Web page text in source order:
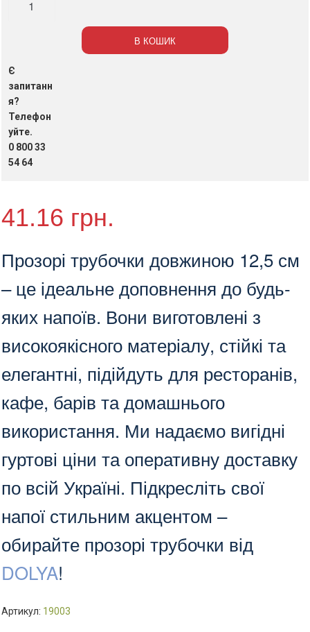
прозорі,
200
шт./
уп.
(арт.19003)
кількість
В КОШИК
Є
запитанн
я?
Телефон
уйте.
0 800 33
54 64
41.16 грн.
Прозорі трубочки довжиною 12,5 см
– це ідеальне доповнення до будь-
яких напоїв. Вони виготовлені з
високоякісного матеріалу, стійкі та
елегантні, підійдуть для ресторанів,
кафе, барів та домашнього
використання. Ми надаємо вигідні
гуртові ціни та оперативну доставку
по всій Україні. Підкресліть свої
напої стильним акцентом –
обирайте прозорі трубочки від
DOLYA!
Артикул: 19003